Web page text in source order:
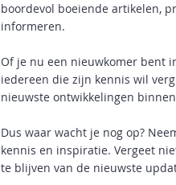
boordevol boeiende artikelen,
informeren.
Of je nu een nieuwkomer bent
iedereen die zijn kennis wil
nieuwste ontwikkelingen
Dus waar wacht je nog op?
kennis en inspiratie. Vergeet
te blijven van de nieuwste